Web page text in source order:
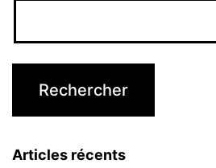
Articles récents